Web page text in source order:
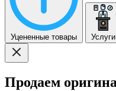
Уцененные товары Услуги
Продаем